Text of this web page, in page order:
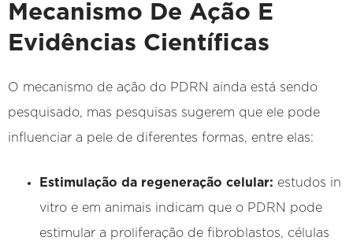
Mecanismo De Ação E
Evidências Científicas
O mecanismo de ação do PDRN ainda está sendo
pesquisado, mas pesquisas sugerem que ele pode
influenciar a pele de diferentes formas, entre elas:
Estimulação da regeneração celular: estudos in
vitro e em animais indicam que o PDRN pode
estimular a proliferação de fibroblastos, células